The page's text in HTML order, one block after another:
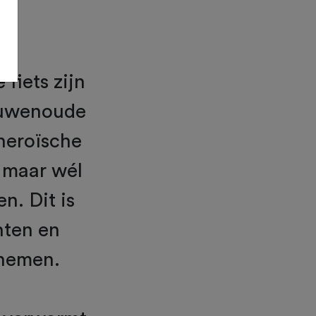
fiets zijn
wél
Dit is
en